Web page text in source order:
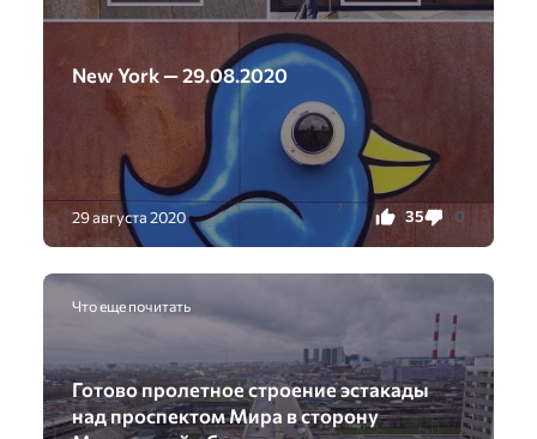
New York — 29.08.2020
29 августа 2020 35 0
Что еще почитать
Готово пролетное строение эстакады
над проспектом Мира в сторону